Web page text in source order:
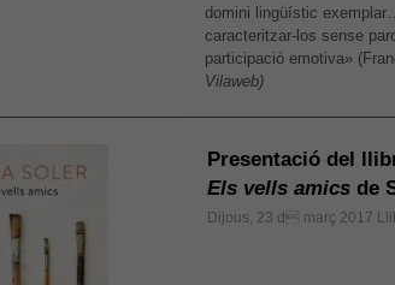
domini lingüístic
caracteritzar-los sense
participació emotiva»
Vilaweb)
Presentació del
Els vells amics de
Dijous, 23 d març 2017